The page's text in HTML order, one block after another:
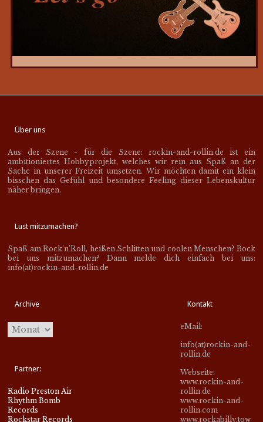
Über uns
Aus der Szene - für die Szene: rockin-and-rollin.de ist ein
ambitioniertes Hobbyprojekt, welches wir rein aus Spaß an der
Sache in unserer Freizeit umsetzen. Wir möchten damit ein klein
bisschen das Gefühl und besondere Feeling dieser Lebenskultur
näher bringen.
Lust mitzumachen?
Spaß am Rock’n’Roll, heißen Schlitten und coolen Menschen? Bock
bei uns mitzumachen? Dann melde dich einfach bei uns:
info(at)rockin-and-rollin.de
Archive
Partner:
Radio Preston Air
Rhythm Bomb
Records
Rockstar Records
Kontakt
eMail:
info(at)rockin-and-
rollin.de
Webseite:
www.rockin-and-
rollin.de
www.rockin-and-
rollin.com
www.rockabilly.tow